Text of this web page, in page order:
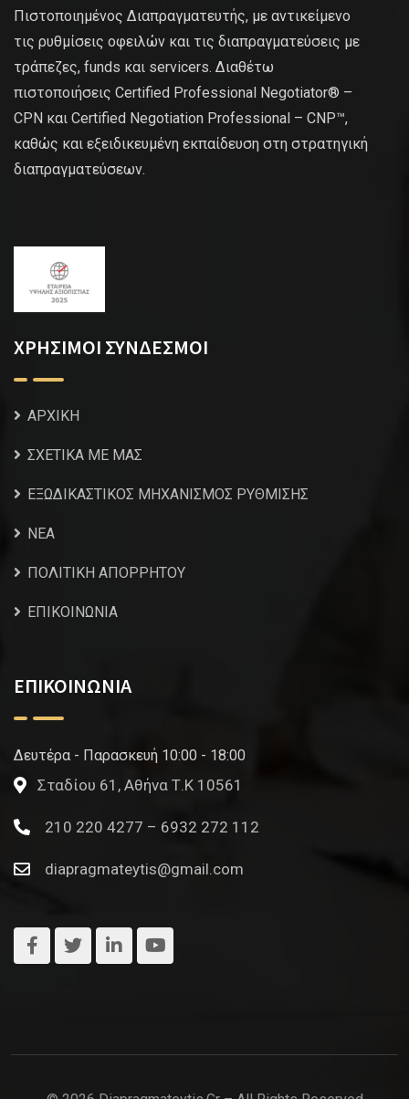
Πιστοποιημένος Διαπραγματευτής, με αντικείμενο
τις ρυθμίσεις οφειλών και τις διαπραγματεύσεις με
τράπεζες, funds και servicers. Διαθέτω
πιστοποιήσεις Certified Professional Negotiator® –
CPN και Certified Negotiation Professional – CNP™,
καθώς και εξειδικευμένη εκπαίδευση στη στρατηγική
διαπραγματεύσεων.
ΧΡΗΣΙΜΟΙ ΣΥΝΔΕΣΜΟΙ
ΑΡΧΙΚΗ
ΣΧΕΤΙΚΑ ΜΕ ΜΑΣ
ΕΞΩΔΙΚΑΣΤΙΚΟΣ ΜΗΧΑΝΙΣΜΟΣ ΡΥΘΜΙΣΗΣ
NEA
ΠΟΛΙΤΙΚΗ ΑΠΟΡΡΗΤΟΥ
ΕΠΙΚΟΙΝΩΝΙΑ
ΕΠΙΚΟΙΝΩΝΙΑ
Δευτέρα - Παρασκευή 10:00 - 18:00
Σταδίου 61, Αθήνα Τ.Κ 10561
210 220 4277 – 6932 272 112
diapragmateytis@gmail.com